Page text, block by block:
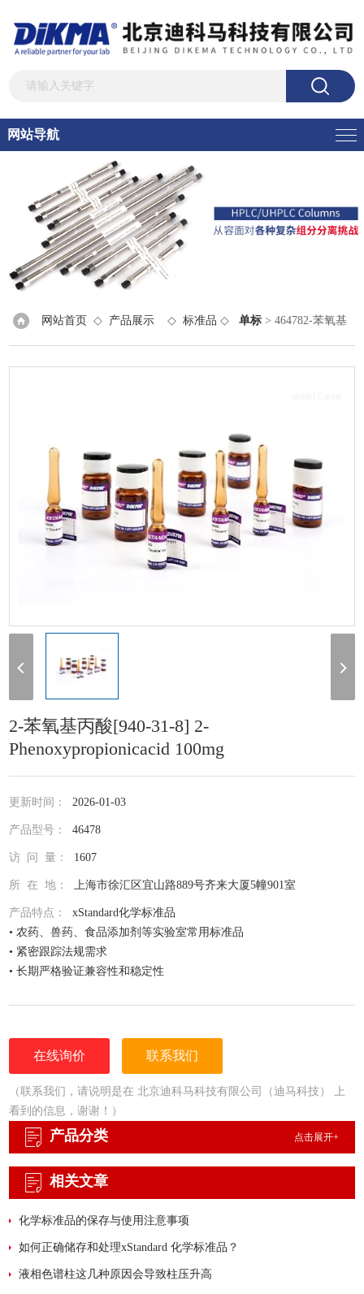
网站导航
网站首页 ◇ 产品展示 ◇标准品 ◇单标 > 464782-苯氧基
丙酸[940-31-8] 2-Phenoxypropionicacid 100mg
2-苯氧基丙酸[940-31-8] 2-
Phenoxypropionicacid 100mg
更新时间：2026-01-03
产品型号：46478
访 问 量： 1607
所 在 地：上海市徐汇区宜山路889号齐来大厦5幢901室
产品特点：xStandard化学标准品
• 农药、兽药、食品添加剂等实验室常用标准品
• 紧密跟踪法规需求
• 长期严格验证兼容性和稳定性
• 详尽的分析证书（COA）
• 更为人性化的小包装量，利于保存，节约成本
在线询价 联系我们
（联系我们，请说明是在 北京迪科马科技有限公司（迪马科技） 上
看到的信息，谢谢！）
产品分类 点击展开+
相关文章
化学标准品的保存与使用注意事项
如何正确储存和处理xStandard 化学标准品？
液相色谱柱这几种原因会导致柱压升高